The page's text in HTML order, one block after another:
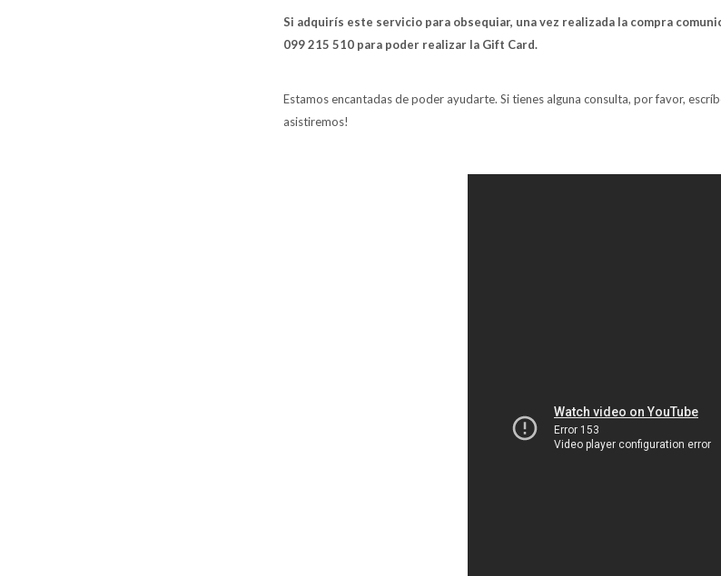
Si adquirís este servicio para obsequiar, una vez realizada la compra
099 215 510 para poder realizar la Gift Card.
Estamos encantadas de poder ayudarte. Si tienes alguna consulta, por favor,
asistiremos!